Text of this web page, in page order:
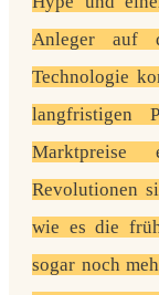
Anleger auf
Technologie
langfristigen
Marktpreise
Revolutionen
wie es die
sogar noch